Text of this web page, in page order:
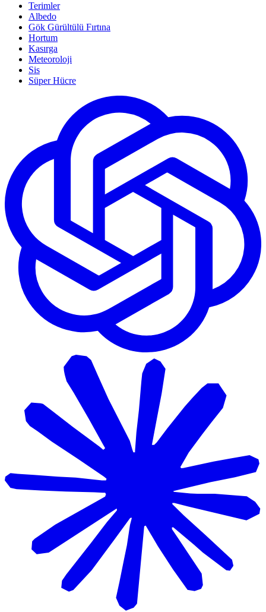
Terimler
Albedo
Gök Gürültülü Fırtına
Hortum
Kasırga
Meteoroloji
Sis
Süper Hücre